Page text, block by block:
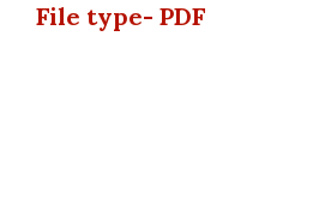
File type- PDF